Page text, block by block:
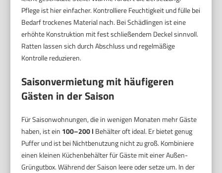
Pflege ist hier einfacher. Kontrolliere Feuchtigkeit und fülle bei
Bedarf trockenes Material nach. Bei Schädlingen ist eine
erhöhte Konstruktion mit fest schließendem Deckel sinnvoll.
Ratten lassen sich durch Abschluss und regelmäßige
Kontrolle reduzieren.
Saisonvermietung mit häufigeren
Gästen in der Saison
Für Saisonwohnungen, die in wenigen Monaten mehr Gäste
haben, ist ein 100–200 l Behälter oft ideal. Er bietet genug
Puffer und ist bei Nichtbenutzung nicht zu groß. Kombiniere
einen kleinen Küchenbehälter für Gäste mit einer Außen-
Grüngutbox. Während der Saison leere oder setze um. In der